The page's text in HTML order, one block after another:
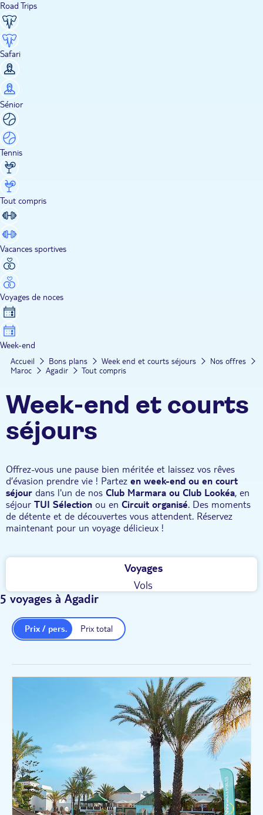
Road Trips
Safari
Sénior
Tennis
Tout compris
Vacances sportives
Voyages de noces
Week-end
Accueil Bons plans Week end et courts séjours
Nos offres
Maroc
Agadir Tout compris
Week-end et courts
séjours
Offrez-vous une pause bien méritée et laissez vos rêves
d’évasion prendre vie ! Partez en week-end ou en court
séjour dans l'un de nos Club Marmara ou Club Lookéa, en
séjour TUI Sélection ou en Circuit organisé. Des moments
de détente et de découvertes vous attendent. Réservez
maintenant pour un voyage délicieux !
Voyages
Vols
5 voyages à Agadir
Prix total
Prix / pers.